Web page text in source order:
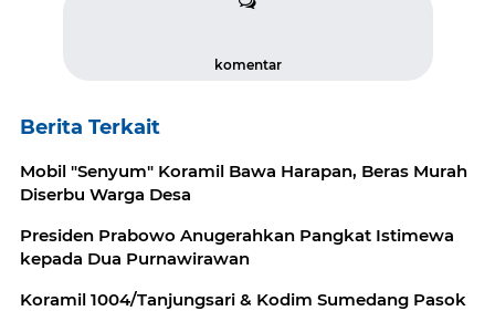
komentar
Berita Terkait
Mobil "Senyum" Koramil Bawa Harapan, Beras Murah
Diserbu Warga Desa
Presiden Prabowo Anugerahkan Pangkat Istimewa
kepada Dua Purnawirawan
Koramil 1004/Tanjungsari & Kodim Sumedang Pasok